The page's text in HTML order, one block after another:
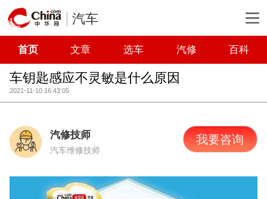
汽车
首页 文章 选车 汽修 百科
车钥匙感应不灵敏是什么原因
2021-11-10 16:43:05
汽修技师
汽车维修技师
我要咨询